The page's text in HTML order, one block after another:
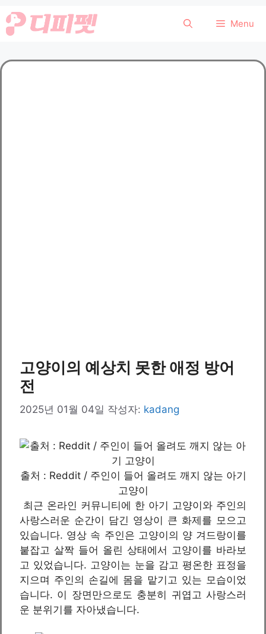
컨
텐
로
건
Menu
고양이의 예상치 못한 애정 방어
전
2025년 01월 04일 작성자: kadang
출처 : Reddit / 주인이 들어 올려도 깨지 않는 아기
고양이
최근 온라인 커뮤니티에 한 아기 고양이와 주인의
사랑스러운 순간이 담긴 영상이 큰 화제를 모으고
있습니다. 영상 속 주인은 고양이의 양 겨드랑이를
붙잡고 살짝 들어 올린 상태에서 고양이를 바라보
고 있었습니다. 고양이는 눈을 감고 평온한 표정을
지으며 주인의 손길에 몸을 맡기고 있는 모습이었
습니다. 이 장면만으로도 충분히 귀엽고 사랑스러
운 분위기를 자아냈습니다.